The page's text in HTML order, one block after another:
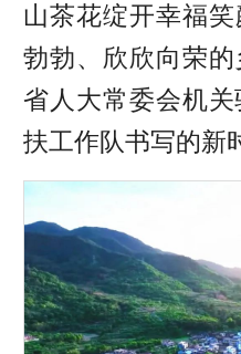
山茶花绽开幸福
勃勃、欣欣向荣
省人大常委会机
扶工作队书写的新